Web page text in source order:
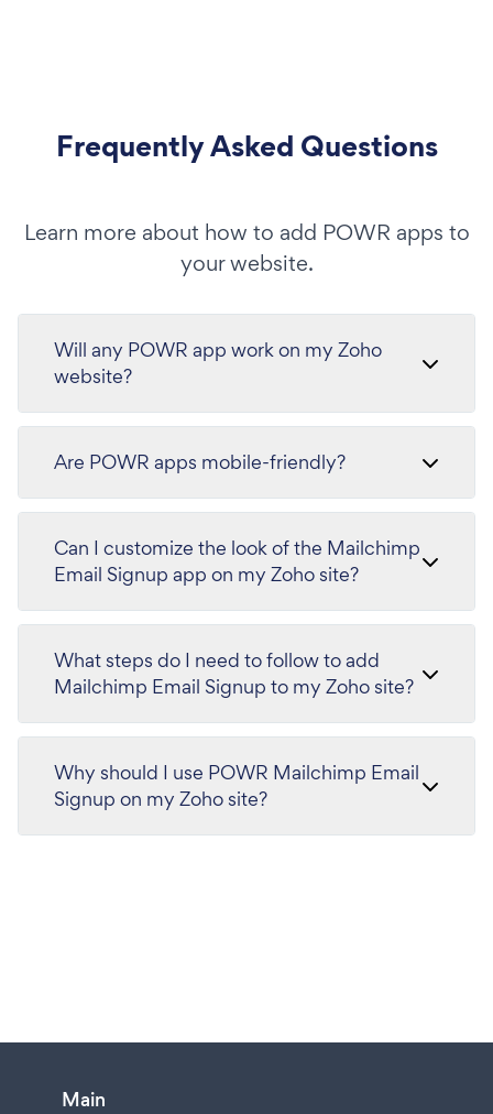
Frequently Asked Questions
Learn more about how to add POWR apps to
your website.
Will any POWR app work on my Zoho
website?
Are POWR apps mobile-friendly?
Can I customize the look of the Mailchimp
Email Signup app on my Zoho site?
What steps do I need to follow to add
Mailchimp Email Signup to my Zoho site?
Why should I use POWR Mailchimp Email
Signup on my Zoho site?
Main